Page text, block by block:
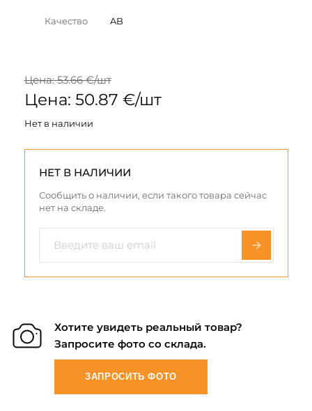
Качество AB
Цена: 53.66 €/шт
Цена: 50.87 €/шт
Нет в наличии
НЕТ В НАЛИЧИИ
Сообщить о наличии, если такого товара сейчас
нет на складе.
Хотите увидеть реальный товар?
Запросите фото со склада.
ЗАПРОСИТЬ ФОТО